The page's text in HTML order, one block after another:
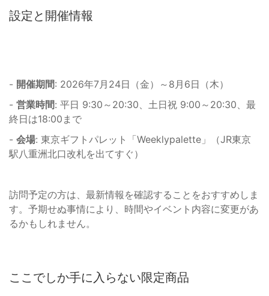
設定と開催情報
- 開催期間: 2026年7月24日（金）～8月6日（木）
- 営業時間: 平日 9:30～20:30、土日祝 9:00～20:30、最
終日は18:00まで
- 会場: 東京ギフトパレット「Weeklypalette」（JR東京
駅八重洲北口改札を出てすぐ）
訪問予定の方は、最新情報を確認することをおすすめしま
す。予期せぬ事情により、時間やイベント内容に変更があ
るかもしれません。
ここでしか手に入らない限定商品